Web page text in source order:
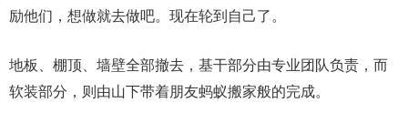
励他们，想做就去做吧。现在轮到自己了。
地板、棚顶、墙壁全部撤去，基干部分由专业团队负责，而
软装部分，则由山下带着朋友蚂蚁搬家般的完成。